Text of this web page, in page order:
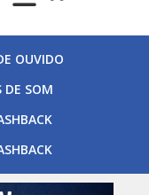
OUVIDO
DE SOM